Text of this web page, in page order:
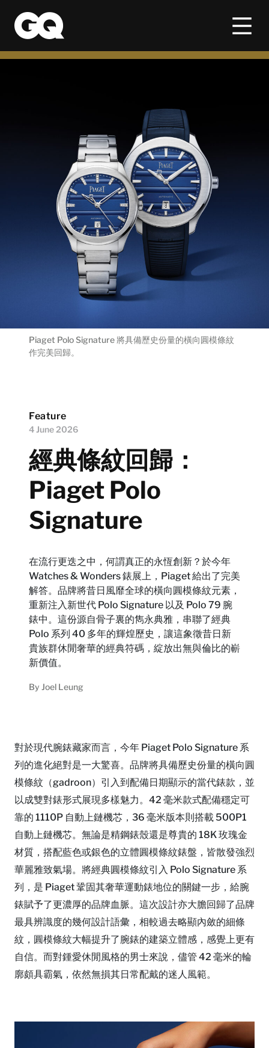
Piaget Polo Signature 將具備歷史份量的橫向圓模條紋
作完美回歸。
Feature
4 June 2026
經典條紋回歸：
Piaget Polo
Signature
在流行更迭之中，何謂真正的永恆創新？於今年
Watches & Wonders 錶展上，Piaget 給出了完美
解答。品牌將昔日風靡全球的橫向圓模條紋元素，
重新注入新世代 Polo Signature 以及 Polo 79 腕
錶中。這份源自骨子裏的雋永典雅，串聯了經典
Polo 系列 40 多年的輝煌歷史，讓這象徵昔日新
貴族群休閒奢華的經典符碼，綻放出無與倫比的嶄
新價值。
By Joel Leung
對於現代腕錶藏家而言，今年 Piaget Polo Signature 系
列的進化絕對是一大驚喜。品牌將具備歷史份量的橫向圓
模條紋（gadroon）引入到配備日期顯示的當代錶款，並
以成雙對錶形式展現多樣魅力。42 毫米款式配備穩定可
靠的 1110P 自動上鏈機芯，36 毫米版本則搭載 500P1
自動上鏈機芯。無論是精鋼錶殼還是尊貴的 18K 玫瑰金
材質，搭配藍色或銀色的立體圓模條紋錶盤，皆散發強烈
華麗雅致氣場。將經典圓模條紋引入 Polo Signature 系
列，是 Piaget 鞏固其奢華運動錶地位的關鍵一步，給腕
錶賦予了更濃厚的品牌血脈。這次設計亦大膽回歸了品牌
最具辨識度的幾何設計語彙，相較過去略顯內斂的細條
紋，圓模條紋大幅提升了腕錶的建築立體感，感覺上更有
自信。而對鍾愛休閒風格的男士來說，儘管 42 毫米的輪
廓頗具霸氣，依然無損其日常配戴的迷人風範。